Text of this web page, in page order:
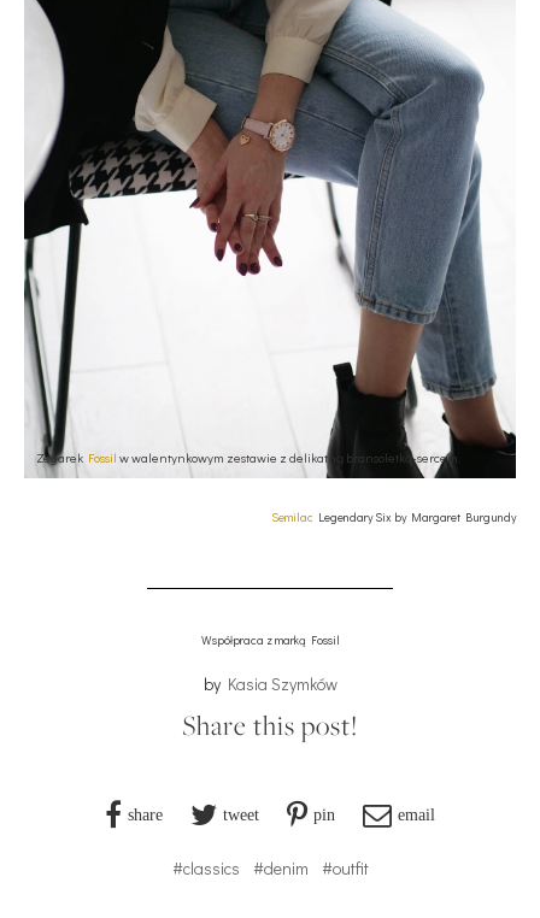
Zegarek Fossil w walentynkowym zestawie z delikatną bransoletką-sercem.
Semilac Legendary Six by Margaret Burgundy
Współpraca z marką Fossil
by Kasia Szymków
Share this post!
share tweet pin email
#classics #denim #outfit